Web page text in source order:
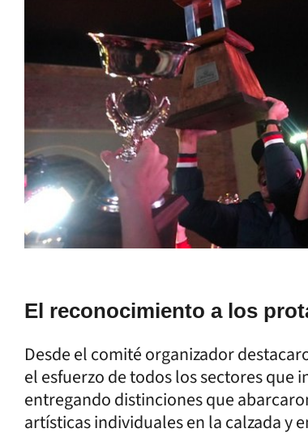
El reconocimiento a los
Desde el comité organizador
el esfuerzo de todos los sectores
entregando distinciones que
artísticas individuales en la calzada y